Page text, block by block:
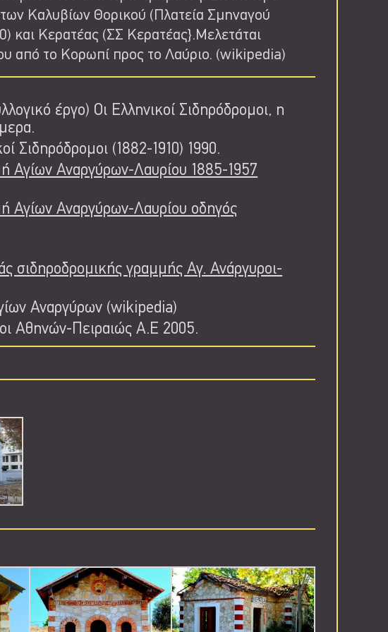
Καλυβίων Θορικού (Πλατεία Σμηναγού
και Κερατέας (ΣΣ Κερατέας}.Μελετάται
από το Κορωπί προς το Λαύριο. (wikipedia)
έργο) Οι Ελληνικοί Σιδηρόδρομοι, η
Σιδηρόδρομοι (1882-1910) 1990.
Αγίων Αναργύρων-Λαυρίου 1885-1957
Αγίων Αναργύρων-Λαυρίου οδηγός
σιδηροδρομικής γραμμής Αγ. Ανάργυροι-
Αναργύρων (wikipedia)
Αθηνών-Πειραιώς Α.Ε 2005.